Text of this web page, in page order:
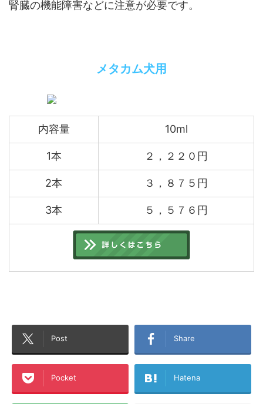
腎臓の機能障害などに注意が必要です。
メタカム犬用
内容量 10ml
1本 ２，２２０円
2本 ３，８７５円
3本 ５，５７６円
Post Share
Pocket Hatena